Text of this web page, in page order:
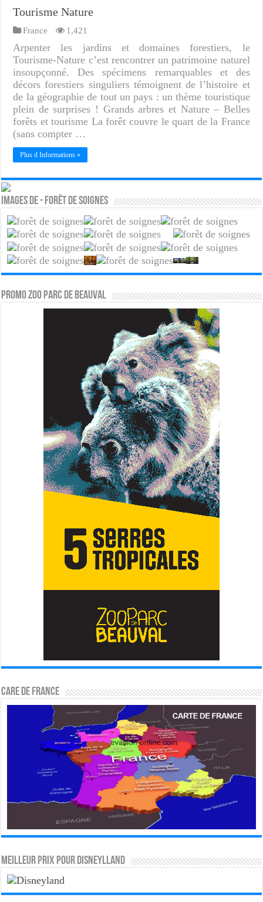
Tourisme Nature
France 1,421
Arpenter les jardins et domaines forestiers, le
Tourisme-Nature c’est rencontrer un patrimoine naturel
insoupçonné. Des spécimens remarquables et des
décors forestiers singuliers témoignent de l’histoire et
de la géographie de tout un pays : un thème touristique
plein de surprises ! Grands arbres et Nature – Belles
forêts et tourisme La forêt couvre le quart de la France
(sans compter …
Plus d Informations »
Images de - Forêt de soignes
PROMO ZOO PARC DE BEAUVAL
CARE DE FRANCE
MEILLEUR PRIX POUR DISNEYLLAND